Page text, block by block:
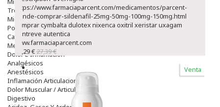
Tronco
Miembro Inferior
Podología
Calzado
Medicamentos
Dolor E Inflamación
Analgésicos
Anestésicos
Inflamación Articulaciones
Dolor Muscular / Articular
Digestivo
https://www.farmaciaparcent.com/medicamentos/parcent-
donde-comprar-sildenafil-25mg-50mg-100mg-150mg.html
comprar cymbalta dulotex nixenca oxitril xeristar uxagam
yentreve autentica
www.farmaciaparcent.com
23,29 €27,39 €
Venta